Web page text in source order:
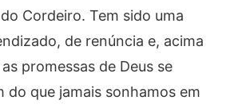
Cordeiro. Tem sido uma
de renúncia e, acima
promessas de Deus se
do que jamais sonhamos em